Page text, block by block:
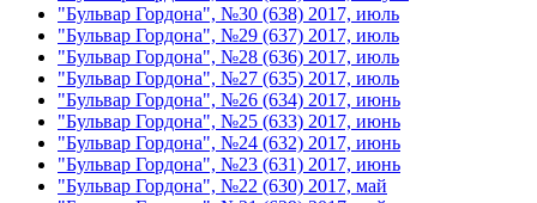
"Бульвар Гордона", №30 (638) 2017, июль
"Бульвар Гордона", №29 (637) 2017, июль
"Бульвар Гордона", №28 (636) 2017, июль
"Бульвар Гордона", №27 (635) 2017, июль
"Бульвар Гордона", №26 (634) 2017, июнь
"Бульвар Гордона", №25 (633) 2017, июнь
"Бульвар Гордона", №24 (632) 2017, июнь
"Бульвар Гордона", №23 (631) 2017, июнь
"Бульвар Гордона", №22 (630) 2017, май